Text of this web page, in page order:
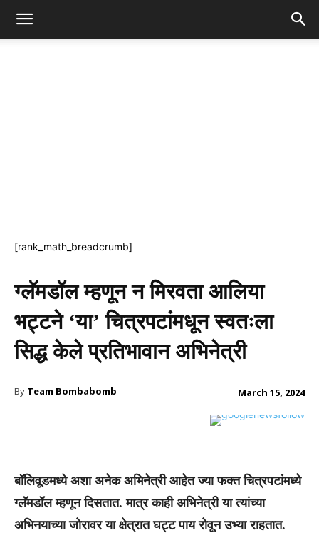
[rank_math_breadcrumb]
ग्लॅमडॉल म्हणून न मिरवता आलिया
भट्टने ‘या’ चित्रपटांमधून स्वतःला
सिद्ध केले प्रतिभावान अभिनेत्री
By Team Bombabomb March 15, 2024
बॉलिवूडमध्ये अशा अनेक अभिनेत्री आहेत ज्या फक्त चित्रपटांमध्ये
ग्लॅमडॉल म्हणून दिसतात. मात्र काही अभिनेत्री या त्यांच्या
अभिनयाच्या जोरावर या क्षेत्रात घट्ट पाय रोवून उभ्या राहतात.